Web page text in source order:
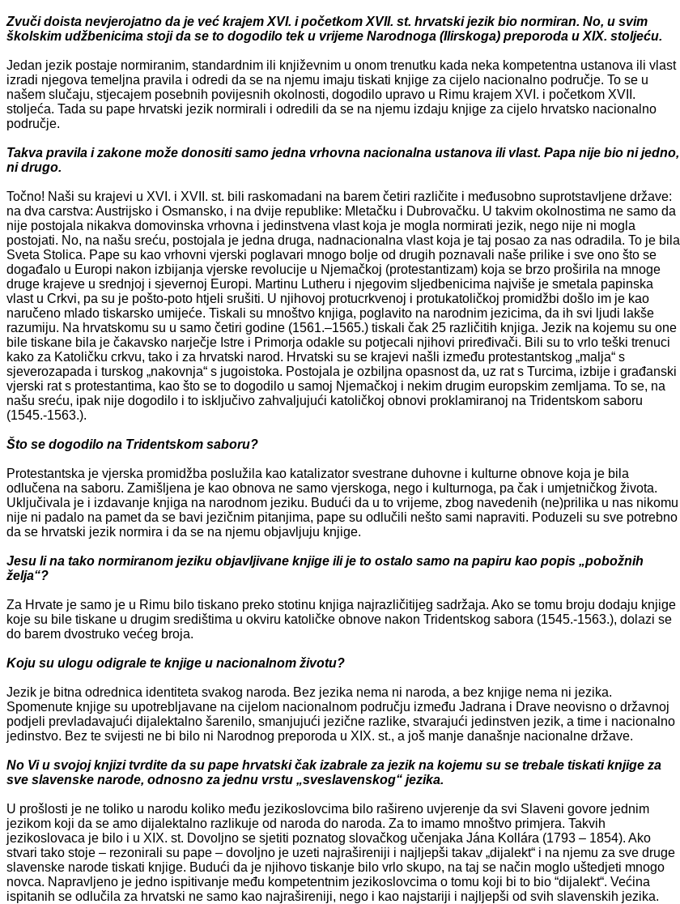
Zvuči doista nevjerojatno da je već krajem XVI. i početkom XVII. st. hrvatski jezik bio normiran. No, u svim
školskim udžbenicima stoji da se to dogodilo tek u vrijeme Narodnoga (Ilirskoga) preporoda u XIX. stoljeću.
Jedan jezik postaje normiranim, standardnim ili književnim u onom trenutku kada neka kompetentna ustanova ili vlast
izradi njegova temeljna pravila i odredi da se na njemu imaju tiskati knjige za cijelo nacionalno područje. To se u
našem slučaju, stjecajem posebnih povijesnih okolnosti, dogodilo upravo u Rimu krajem XVI. i početkom XVII.
stoljeća. Tada su pape hrvatski jezik normirali i odredili da se na njemu izdaju knjige za cijelo hrvatsko nacionalno
područje.
Takva pravila i zakone može donositi samo jedna vrhovna nacionalna ustanova ili vlast. Papa nije bio ni jedno,
ni drugo.
Točno! Naši su krajevi u XVI. i XVII. st. bili raskomadani na barem četiri različite i međusobno suprotstavljene države:
na dva carstva: Austrijsko i Osmansko, i na dvije republike: Mletačku i Dubrovačku. U takvim okolnostima ne samo da
nije postojala nikakva domovinska vrhovna i jedinstvena vlast koja je mogla normirati jezik, nego nije ni mogla
postojati. No, na našu sreću, postojala je jedna druga, nadnacionalna vlast koja je taj posao za nas odradila. To je bila
Sveta Stolica. Pape su kao vrhovni vjerski poglavari mnogo bolje od drugih poznavali naše prilike i sve ono što se
događalo u Europi nakon izbijanja vjerske revolucije u Njemačkoj (protestantizam) koja se brzo proširila na mnoge
druge krajeve u srednjoj i sjevernoj Europi. Martinu Lutheru i njegovim sljedbenicima najviše je smetala papinska
vlast u Crkvi, pa su je pošto-poto htjeli srušiti. U njihovoj protucrkvenoj i protukatoličkoj promidžbi došlo im je kao
naručeno mlado tiskarsko umijeće. Tiskali su mnoštvo knjiga, poglavito na narodnim jezicima, da ih svi ljudi lakše
razumiju. Na hrvatskomu su u samo četiri godine (1561.–1565.) tiskali čak 25 različitih knjiga. Jezik na kojemu su one
bile tiskane bila je čakavsko narječje Istre i Primorja odakle su potjecali njihovi priređivači. Bili su to vrlo teški trenuci
kako za Katoličku crkvu, tako i za hrvatski narod. Hrvatski su se krajevi našli između protestantskog „malja“ s
sjeverozapada i turskog „nakovnja“ s jugoistoka. Postojala je ozbiljna opasnost da, uz rat s Turcima, izbije i građanski
vjerski rat s protestantima, kao što se to dogodilo u samoj Njemačkoj i nekim drugim europskim zemljama. To se, na
našu sreću, ipak nije dogodilo i to isključivo zahvaljujući katoličkoj obnovi proklamiranoj na Tridentskom saboru
(1545.-1563.).
Što se dogodilo na Tridentskom saboru?
Protestantska je vjerska promidžba poslužila kao katalizator svestrane duhovne i kulturne obnove koja je bila
odlučena na saboru. Zamišljena je kao obnova ne samo vjerskoga, nego i kulturnoga, pa čak i umjetničkog života.
Uključivala je i izdavanje knjiga na narodnom jeziku. Budući da u to vrijeme, zbog navedenih (ne)prilika u nas nikomu
nije ni padalo na pamet da se bavi jezičnim pitanjima, pape su odlučili nešto sami napraviti. Poduzeli su sve potrebno
da se hrvatski jezik normira i da se na njemu objavljuju knjige.
Jesu li na tako normiranom jeziku objavljivane knjige ili je to ostalo samo na papiru kao popis „pobožnih
želja“?
Za Hrvate je samo je u Rimu bilo tiskano preko stotinu knjiga najrazličitijeg sadržaja. Ako se tomu broju dodaju knjige
koje su bile tiskane u drugim središtima u okviru katoličke obnove nakon Tridentskog sabora (1545.-1563.), dolazi se
do barem dvostruko većeg broja.
Koju su ulogu odigrale te knjige u nacionalnom životu?
Jezik je bitna odrednica identiteta svakog naroda. Bez jezika nema ni naroda, a bez knjige nema ni jezika.
Spomenute knjige su upotrebljavane na cijelom nacionalnom području između Jadrana i Drave neovisno o državnoj
podjeli prevladavajući dijalektalno šarenilo, smanjujući jezične razlike, stvarajući jedinstven jezik, a time i nacionalno
jedinstvo. Bez te svijesti ne bi bilo ni Narodnog preporoda u XIX. st., a još manje današnje nacionalne države.
No Vi u svojoj knjizi tvrdite da su pape hrvatski čak izabrale za jezik na kojemu su se trebale tiskati knjige za
sve slavenske narode, odnosno za jednu vrstu „sveslavenskog“ jezika.
U prošlosti je ne toliko u narodu koliko među jezikoslovcima bilo rašireno uvjerenje da svi Slaveni govore jednim
jezikom koji da se amo dijalektalno razlikuje od naroda do naroda. Za to imamo mnoštvo primjera. Takvih
jezikoslovaca je bilo i u XIX. st. Dovoljno se sjetiti poznatog slovačkog učenjaka Jána Kollára (1793 – 1854). Ako
stvari tako stoje – rezonirali su pape – dovoljno je uzeti najrašireniji i najljepši takav „dijalekt“ i na njemu za sve druge
slavenske narode tiskati knjige. Budući da je njihovo tiskanje bilo vrlo skupo, na taj se način moglo uštedjeti mnogo
novca. Napravljeno je jedno ispitivanje među kompetentnim jezikoslovcima o tomu koji bi to bio “dijalekt“. Većina
ispitanih se odlučila za hrvatski ne samo kao najrašireniji, nego i kao najstariji i najljepši od svih slavenskih jezika.